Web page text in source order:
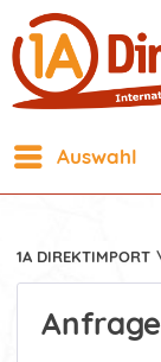
Auswahl
1A DIREKTIMPORT